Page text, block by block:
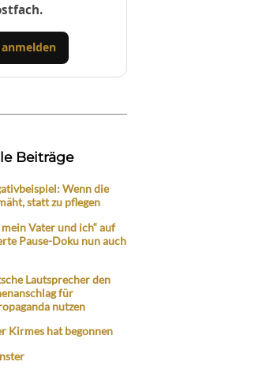
Beiträge
Wenn die
statt zu pflegen
Vater und ich“ auf
Pause-Doku nun auch
Lautsprecher den
für
nutzen
Kirmes hat begonnen